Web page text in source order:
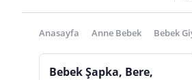
Anasayfa Anne Bebek Bebek
Bebek Şapka, Bere,